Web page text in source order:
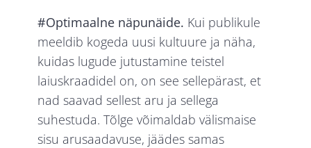
#Optimaalne näpunäide. Kui publikule
meeldib kogeda uusi kultuure ja näha,
kuidas lugude jutustamine teistel
laiuskraadidel on, on see sellepärast, et
nad saavad sellest aru ja sellega
suhestuda. Tõlge võimaldab välismaise
sisu arusaadavuse, jäädes samas